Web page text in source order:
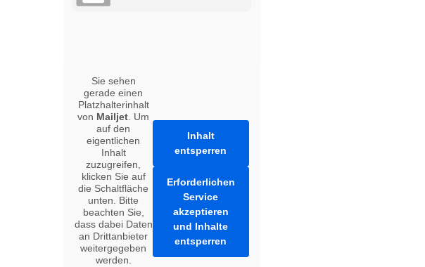
Sie sehen
gerade einen
Platzhalterinhalt
von Mailjet. Um
auf den
eigentlichen
Inhalt
zuzugreifen,
klicken Sie auf
die Schaltfläche
unten. Bitte
beachten Sie,
dass dabei Daten
an Drittanbieter
weitergegeben
werden.
Inhalt
entsperren
Erforderlichen
Service
akzeptieren
und Inhalte
entsperren